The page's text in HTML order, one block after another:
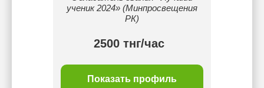
ученик 2024» (Минпросвещения
РК)
2500 тнг/час
Показать профиль